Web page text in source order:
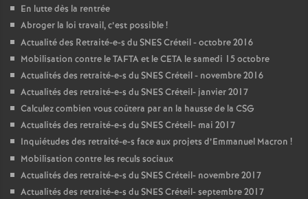
En lutte dès la rentrée
Abroger la loi travail, c’est possible!
Actualité des Retraité-e-s duSNESCréteil - octobre 2016
Mobilisation contre leTAFTAet leCETA le samedi 15 octobre
Actualités des retraité-e-s duSNESCréteil - novembre 2016
Actualités des retraité-e-s duSNESCréteil- janvier 2017
Calculez combien vous coûtera par an la hausse de la CSG
Actualités des retraité-e-s duSNESCréteil- mai 2017
Inquiétudes des retraité-e-s face aux projets d’Emmanuel Macron !
Mobilisation contre les reculs sociaux
Actualités des retraité-e-s duSNESCréteil- novembre 2017
Actualités des retraité-e-s duSNESCréteil- septembre 2017